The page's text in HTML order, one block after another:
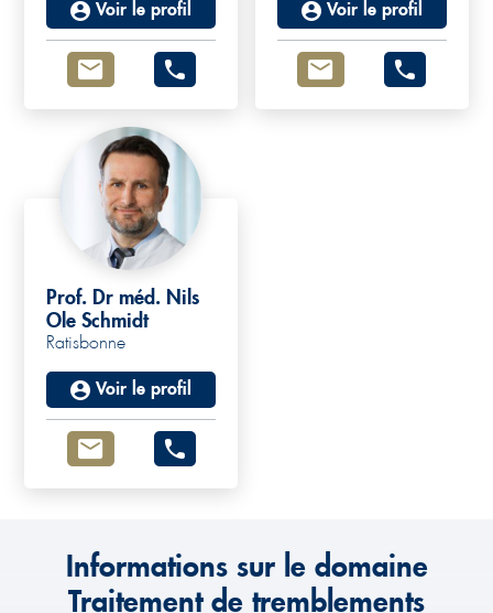
Voir le profil Voir le profil
Prof. Dr méd. Nils
Ole Schmidt
Ratisbonne
Voir le profil
Informations sur le domaine
Traitement de tremblements